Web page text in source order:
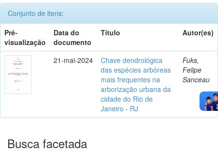
Conjunto de itens:
Pré-
visualização
Data do
documento
Título Autor(es)
21-mai-2024
Chave dendrológica
das espécies arbóreas
mais frequentes na
arborização urbana da
cidade do Rio de
Janeiro - RJ
Fuks,
Felipe
Sanceau
Busca facetada